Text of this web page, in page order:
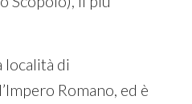
località di
Romano, ed è